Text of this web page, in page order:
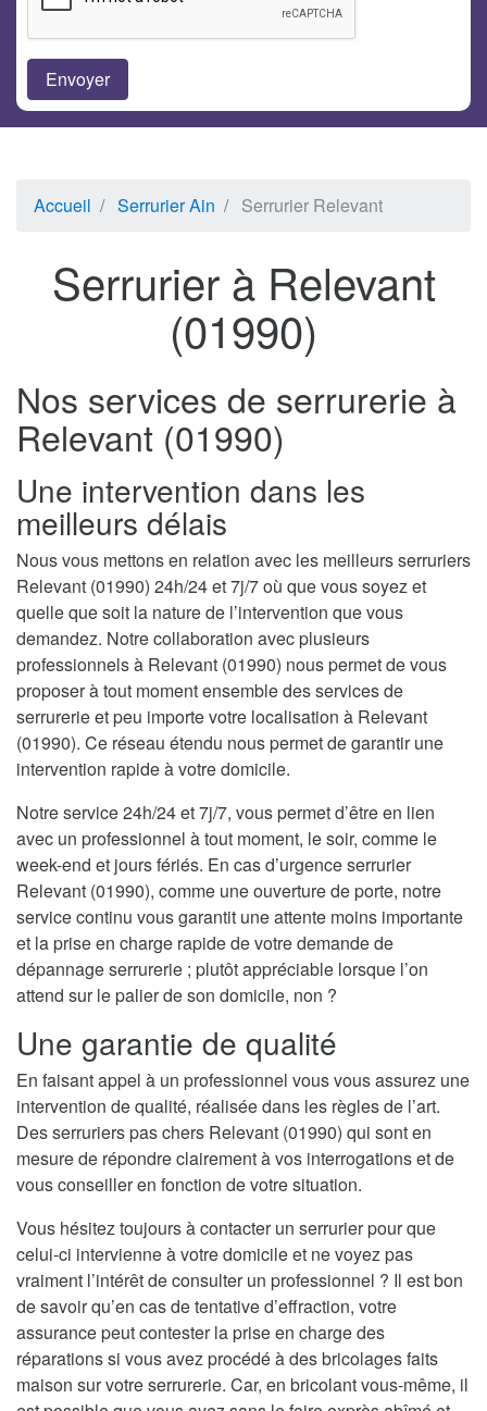
Accueil Serrurier Ain Serrurier Relevant
Serrurier à Relevant
(01990)
Nos services de serrurerie à
Relevant (01990)
Une intervention dans les
meilleurs délais
Nous vous mettons en relation avec les meilleurs serruriers
Relevant (01990) 24h/24 et 7j/7 où que vous soyez et
quelle que soit la nature de l’intervention que vous
demandez. Notre collaboration avec plusieurs
professionnels à Relevant (01990) nous permet de vous
proposer à tout moment ensemble des services de
serrurerie et peu importe votre localisation à Relevant
(01990). Ce réseau étendu nous permet de garantir une
intervention rapide à votre domicile.
Notre service 24h/24 et 7j/7, vous permet d’être en lien
avec un professionnel à tout moment, le soir, comme le
week-end et jours fériés. En cas d’urgence serrurier
Relevant (01990), comme une ouverture de porte, notre
service continu vous garantit une attente moins importante
et la prise en charge rapide de votre demande de
dépannage serrurerie ; plutôt appréciable lorsque l’on
attend sur le palier de son domicile, non ?
Une garantie de qualité
En faisant appel à un professionnel vous vous assurez une
intervention de qualité, réalisée dans les règles de l’art.
Des serruriers pas chers Relevant (01990) qui sont en
mesure de répondre clairement à vos interrogations et de
vous conseiller en fonction de votre situation.
Vous hésitez toujours à contacter un serrurier pour que
celui-ci intervienne à votre domicile et ne voyez pas
vraiment l’intérêt de consulter un professionnel ? Il est bon
de savoir qu’en cas de tentative d’effraction, votre
assurance peut contester la prise en charge des
réparations si vous avez procédé à des bricolages faits
maison sur votre serrurerie. Car, en bricolant vous-même, il